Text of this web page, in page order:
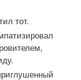
тот.